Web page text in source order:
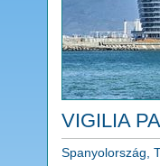
VIGILIA
Spanyolország,